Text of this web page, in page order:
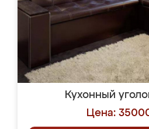
Кухонный
Цена: